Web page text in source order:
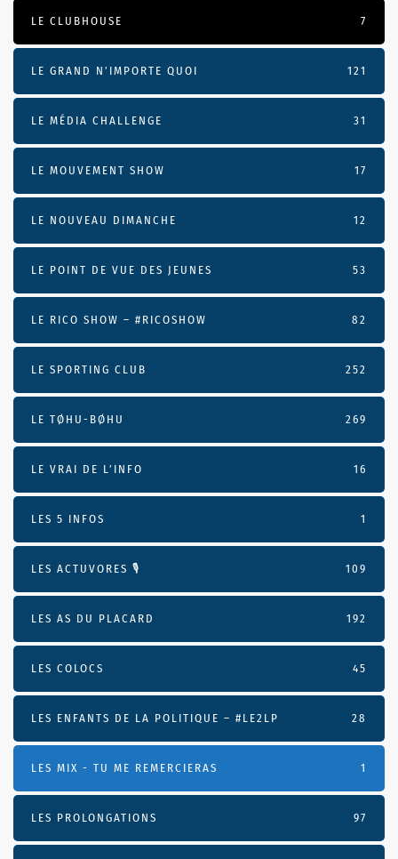
LE CLUBHOUSE 7
LE GRAND N’IMPORTE QUOI 121
LE MÉDIA CHALLENGE 31
LE MOUVEMENT SHOW 17
LE NOUVEAU DIMANCHE 12
LE POINT DE VUE DES JEUNES 53
LE RICO SHOW – #RICOSHOW 82
LE SPORTING CLUB 252
LE TØHU-BØHU 269
LE VRAI DE L’INFO 16
LES 5 INFOS 1
LES ACTUVORES 🎙 109
LES AS DU PLACARD 192
LES COLOCS 45
LES ENFANTS DE LA POLITIQUE – #LE2LP 28
LES MIX - TU ME REMERCIERAS 1
LES PROLONGATIONS 97